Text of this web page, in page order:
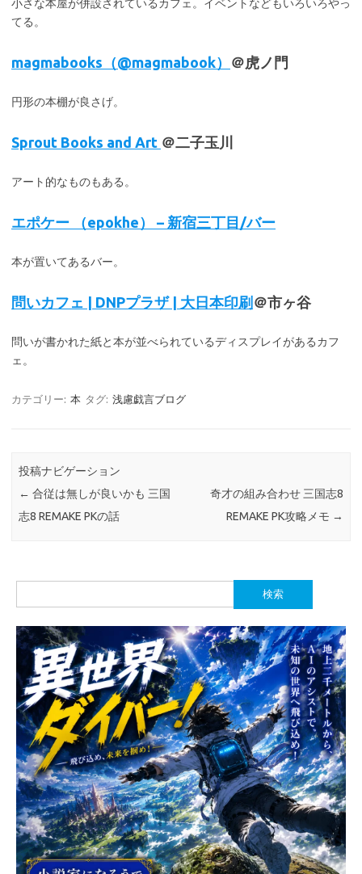
小さな本屋が併設されているカフェ。イベントなどもいろいろやっ
てる。
magmabooks（@magmabook） ＠虎ノ門
円形の本棚が良さげ。
Sprout Books and Art ＠二子玉川
アート的なものもある。
エポケー （epokhe） – 新宿三丁目/バー
本が置いてあるバー。
問いカフェ | DNPプラザ | 大日本印刷 ＠市ヶ谷
問いが書かれた紙と本が並べられているディスプレイがあるカフ
ェ。
カテゴリー: 本 タグ: 浅慮戯言ブログ
投稿ナビゲーション
← 合従は無しが良いかも 三国
志8 REMAKE PKの話
奇才の組み合わせ 三国志8
REMAKE PK攻略メモ →
索: